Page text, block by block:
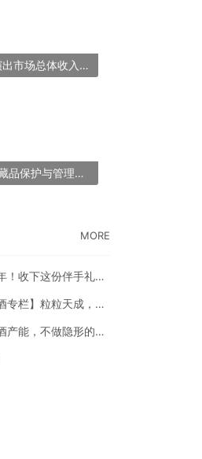
2025年全国演出市场总体收入超837亿元
山东省博物馆藏品保护与管理能力提升培训班在青岛举办
MORE
● 到山东过大年！收下这份伴手礼攻略 各种好礼随你挑
● 【中国葡萄酒专栏】粒粒天成，天山雪水孕育的优质葡萄酒典范——沙地酒庄
● 两万吨葡萄酒产能，不做隐形的巨人，沙地酒庄要原酒、定制、品牌三箭齐发